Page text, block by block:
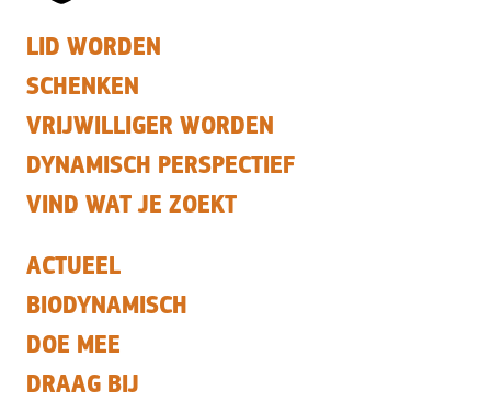
LID WORDEN
SCHENKEN
VRIJWILLIGER WORDEN
DYNAMISCH PERSPECTIEF
VIND WAT JE ZOEKT
ACTUEEL
BIODYNAMISCH
DOE MEE
DRAAG BIJ